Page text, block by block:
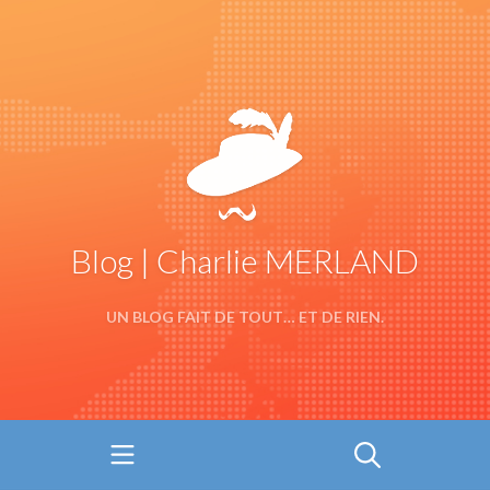
Blog | Charlie MERLAND
UN BLOG FAIT DE TOUT… ET DE RIEN.